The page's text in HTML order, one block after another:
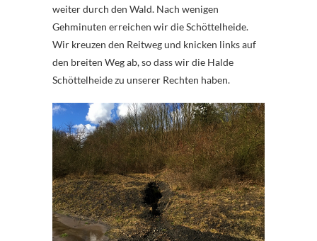
weiter durch den Wald. Nach wenigen
Gehminuten erreichen wir die Schöttelheide.
Wir kreuzen den Reitweg und knicken links auf
den breiten Weg ab, so dass wir die Halde
Schöttelheide zu unserer Rechten haben.